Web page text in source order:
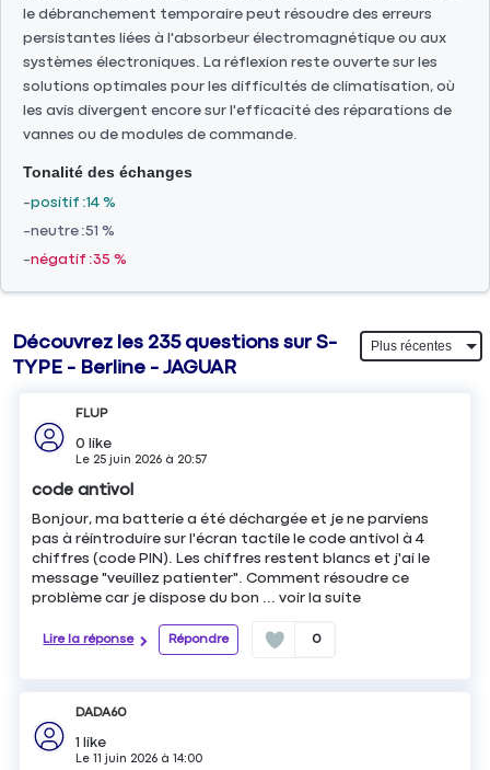
le débranchement temporaire peut résoudre des erreurs
persistantes liées à l'absorbeur électromagnétique ou aux
systèmes électroniques. La réflexion reste ouverte sur les
solutions optimales pour les difficultés de climatisation, où
les avis divergent encore sur l'efficacité des réparations de
vannes ou de modules de commande.
Tonalité des échanges
positif 14 %
neutre 51 %
négatif 35 %
Découvrez les 235 questions sur S-
TYPE - Berline - JAGUAR
FLUP
0 like
Le 25 juin 2026 à 20:57
code antivol
Bonjour, ma batterie a été déchargée et je ne parviens
pas à réintroduire sur l'écran tactile le code antivol à 4
chiffres (code PIN). Les chiffres restent blancs et j'ai le
message "veuillez patienter". Comment résoudre ce
problème car je dispose du bon ...voir la suite
Lire la réponse Répondre 0
DADA60
1 like
Le11 juin 2026 à14:00